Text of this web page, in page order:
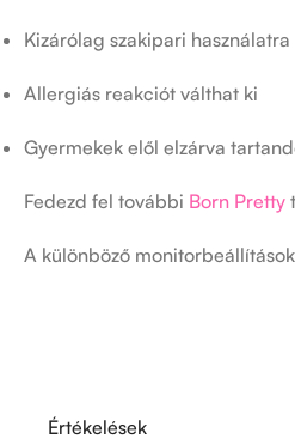
Kizárólag szakipari
Allergiás reakciót válthat ki
Gyermekek elől elzárva
Fedezd fel további Born Pretty
A különböző
Értékelések